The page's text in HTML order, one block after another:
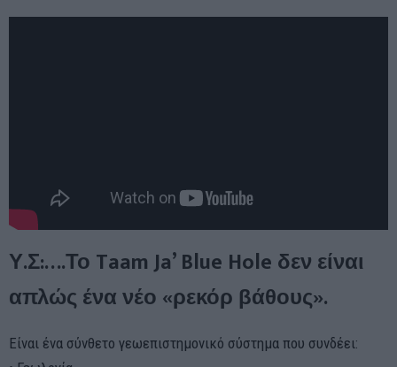
Υ.Σ:….Το Taam Ja’ Blue Hole δεν είναι
απλώς ένα νέο «ρεκόρ βάθους».
Είναι ένα σύνθετο γεωεπιστημονικό σύστημα που συνδέει: